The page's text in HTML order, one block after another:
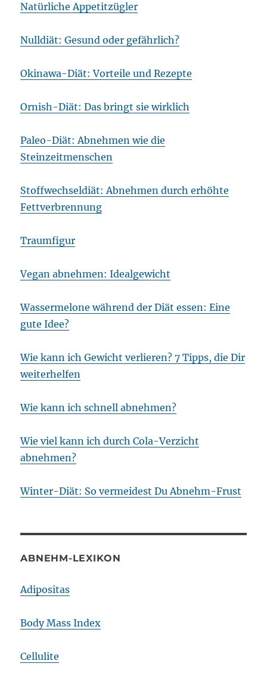
Natürliche Appetitzügler
Nulldiät: Gesund oder gefährlich?
Okinawa-Diät: Vorteile und Rezepte
Ornish-Diät: Das bringt sie wirklich
Paleo-Diät: Abnehmen wie die
Steinzeitmenschen
Stoffwechseldiät: Abnehmen durch erhöhte
Fettverbrennung
Traumfigur
Vegan abnehmen: Idealgewicht
Wassermelone während der Diät essen: Eine
gute Idee?
Wie kann ich Gewicht verlieren? 7 Tipps, die Dir
weiterhelfen
Wie kann ich schnell abnehmen?
Wie viel kann ich durch Cola-Verzicht
abnehmen?
Winter-Diät: So vermeidest Du Abnehm-Frust
ABNEHM-LEXIKON
Adipositas
Body Mass Index
Cellulite